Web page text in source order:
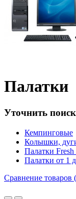
Палатки
Уточнить поиск
Кемпинговые
Колышки,
Палатки
Палатки от 1
Сравнение товаров